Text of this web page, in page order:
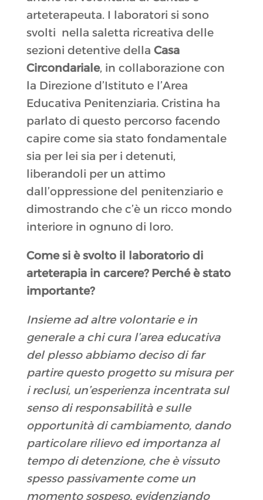
arteterapeuta. I laboratori si sono
svolti nella saletta ricreativa delle
sezioni detentive della Casa
Circondariale, in collaborazione con
la Direzione d’Istituto e l’Area
Educativa Penitenziaria. Cristina ha
parlato di questo percorso facendo
capire come sia stato fondamentale
sia per lei sia per i detenuti,
liberandoli per un attimo
dall’oppressione del penitenziario e
dimostrando che c’è un ricco mondo
interiore in ognuno di loro.
Come si è svolto il laboratorio di
arteterapia in carcere?Perché è stato
importante?
Insieme ad altre volontarie e in
generale a chi cura l’area educativa
del plesso abbiamo deciso di far
partire questo progetto su misura per
i reclusi, un’esperienza incentrata sul
senso di responsabilità e sulle
opportunità di cambiamento, dando
particolare rilievo ed importanza al
tempo di detenzione, che è vissuto
spesso passivamente come un
momento sospeso, evidenziando